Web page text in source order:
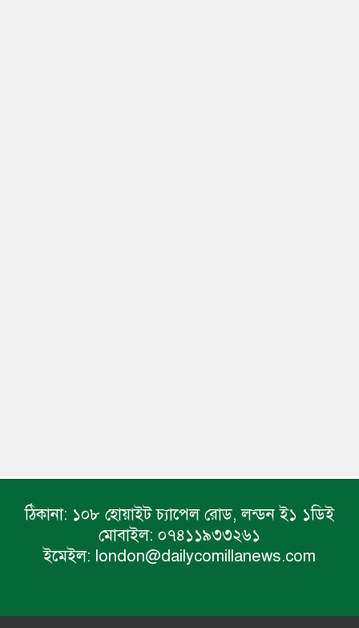
ঠিকানা: ১০৮ হোয়াইট চ্যাপেল রোড, লন্ডন ই১ ১ডিই
মোবাইল: ০৭৪১১৯৩৩২৬১
ইমেইল: london@dailycomillanews.com